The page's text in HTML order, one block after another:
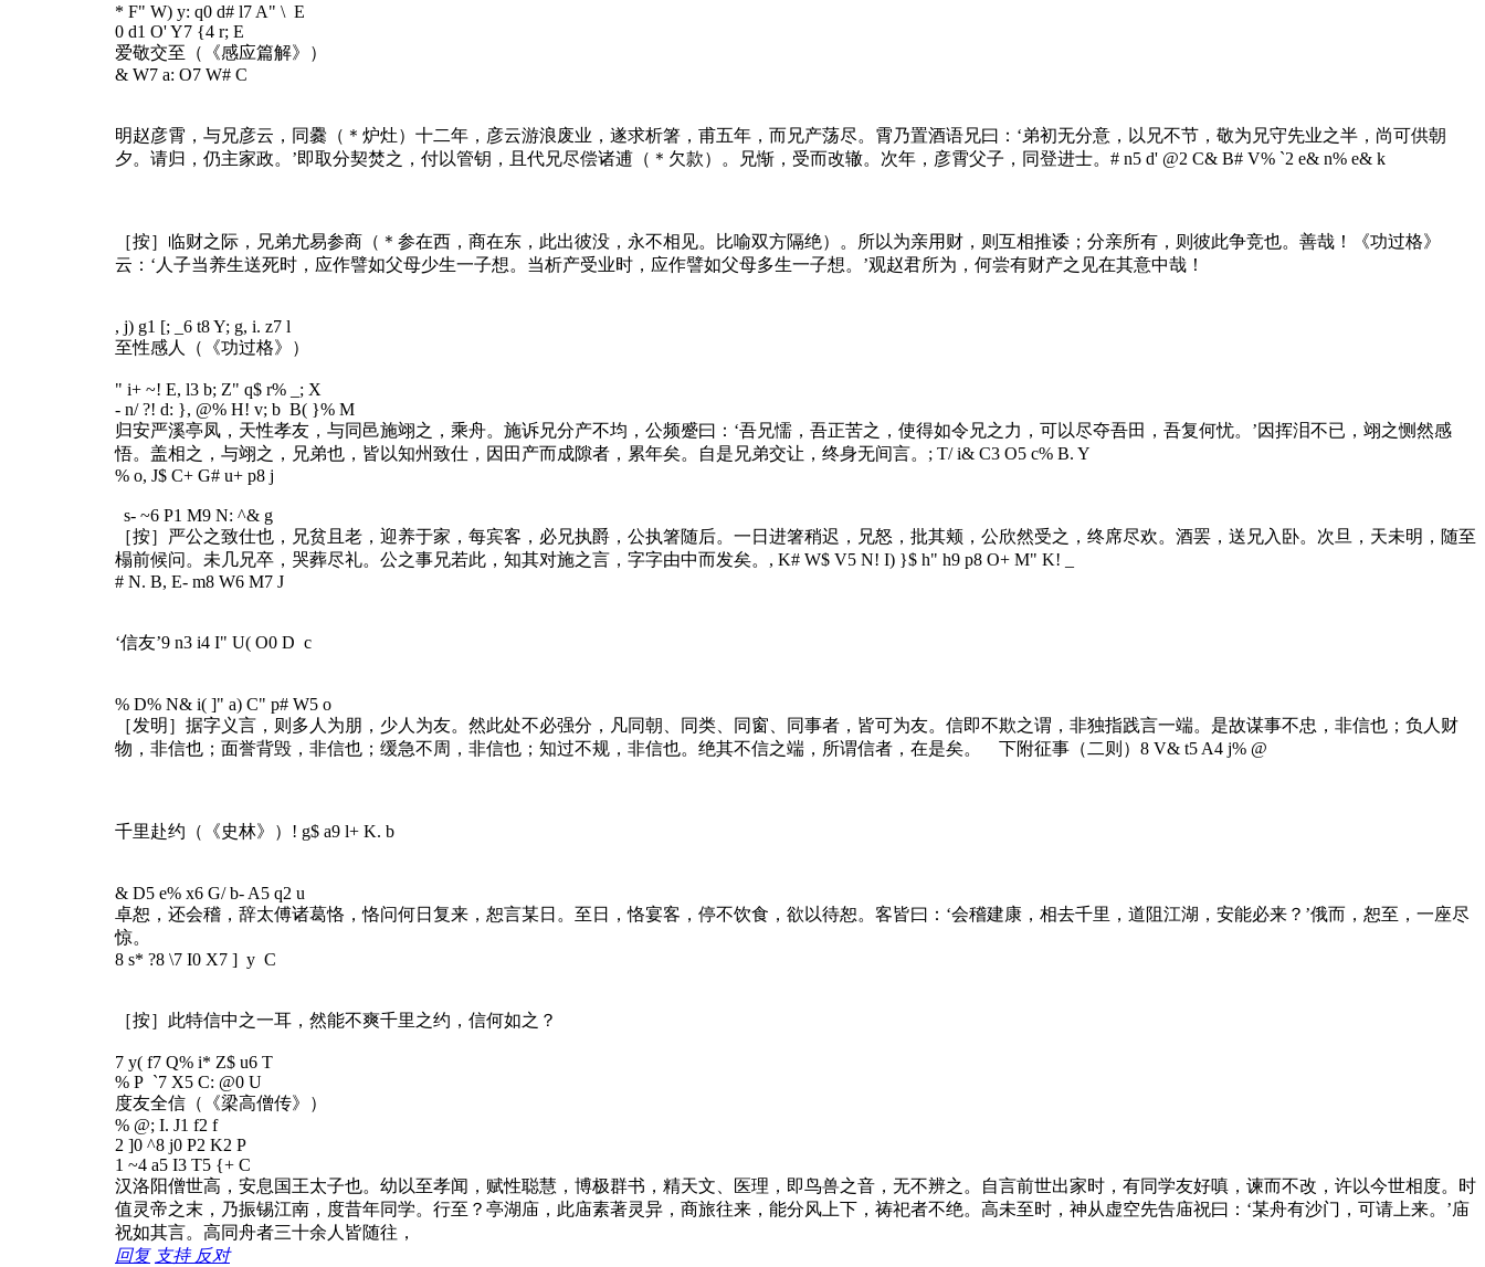
* F" W) y: q0 d# l7 A" \ E
0 d1 O' Y7 {4 r; E
爱敬交至（《感应篇解》）
& W7 a: O7 W# C
明赵彦霄，与兄彦云，同爨（＊炉灶）十二年，彦云游浪废业，遂求析箸，甫五年，而兄产荡尽。霄乃置酒语兄曰：‘弟初无分意，以兄不节，敬为兄守先业之半，尚可供朝
夕。请归，仍主家政。’即取分契焚之，付以管钥，且代兄尽偿诸逋（＊欠款）。兄惭，受而改辙。次年，彦霄父子，同登进士。 # n5 d' @2 C& B# V% `2 e& n% e& k
［按］临财之际，兄弟尤易参商（＊参在西，商在东，此出彼没，永不相见。比喻双方隔绝）。所以为亲用财，则互相推诿；分亲所有，则彼此争竞也。善哉！《功过格》
云：‘人子当养生送死时，应作譬如父母少生一子想。当析产受业时，应作譬如父母多生一子想。’观赵君所为，何尝有财产之见在其意中哉！
, j) g1 [; _6 t8 Y; g, i. z7 l
至性感人（《功过格》）
" i+ ~! E, l3 b; Z" q$ r% _; X
- n/ ?! d: }, @% H! v; b B( }% M
归安严溪亭凤，天性孝友，与同邑施翊之，乘舟。施诉兄分产不均，公频蹙曰：‘吾兄懦，吾正苦之，使得如令兄之力，可以尽夺吾田，吾复何忧。’因挥泪不已，翊之恻然感
悟。盖相之，与翊之，兄弟也，皆以知州致仕，因田产而成隙者，累年矣。自是兄弟交让，终身无间言。 ; T/ i& C3 O5 c% B. Y
% o, J$ C+ G# u+ p8 j
s- ~6 P1 M9 N: ^& g
［按］严公之致仕也，兄贫且老，迎养于家，每宾客，必兄执爵，公执箸随后。一日进箸稍迟，兄怒，批其颊，公欣然受之，终席尽欢。酒罢，送兄入卧。次旦，天未明，随至
榻前候问。未几兄卒，哭葬尽礼。公之事兄若此，知其对施之言，字字由中而发矣。 , K# W$ V5 N! I) }$ h" h9 p8 O+ M" K! _
# N. B, E- m8 W6 M7 J
‘信友’9 n3 i4 I" U( O0 D c
% D% N& i( ]" a) C" p# W5 o
［发明］据字义言，则多人为朋，少人为友。然此处不必强分，凡同朝、同类、同窗、同事者，皆可为友。信即不欺之谓，非独指践言一端。是故谋事不忠，非信也；负人财
物，非信也；面誉背毁，非信也；缓急不周，非信也；知过不规，非信也。绝其不信之端，所谓信者，在是矣。 下附征事（二则） 8 V& t5 A4 j% @
千里赴约（《史林》） ! g$ a9 l+ K. b
& D5 e% x6 G/ b- A5 q2 u
卓恕，还会稽，辞太傅诸葛恪，恪问何日复来，恕言某日。至日，恪宴客，停不饮食，欲以待恕。客皆曰：‘会稽建康，相去千里，道阻江湖，安能必来？’俄而，恕至，一座尽
惊。
8 s* ?8 \7 I0 X7 ] y C
［按］此特信中之一耳，然能不爽千里之约，信何如之？
7 y( f7 Q% i* Z$ u6 T
% P `7 X5 C: @0 U
度友全信（《梁高僧传》）
% @; I. J1 f2 f
2 ]0 ^8 j0 P2 K2 P
1 ~4 a5 I3 T5 {+ C
汉洛阳僧世高，安息国王太子也。幼以至孝闻，赋性聪慧，博极群书，精天文、医理，即鸟兽之音，无不辨之。自言前世出家时，有同学友好嗔，谏而不改，许以今世相度。时
值灵帝之末，乃振锡江南，度昔年同学。行至？亭湖庙，此庙素著灵异，商旅往来，能分风上下，祷祀者不绝。高未至时，神从虚空先告庙祝曰：‘某舟有沙门，可请上来。’庙
祝如其言。高同舟者三十余人皆随往，
回复 支持 反对